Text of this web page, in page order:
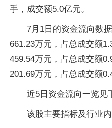
手，成交额5.0亿元。
7月1日的资金流向数
661.23万元，占总成交额
459.54万元，占总成交额
201.69万元，占总成交额
近5日资金流向一览见
该股主要指标及行业